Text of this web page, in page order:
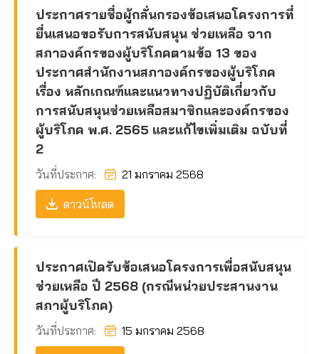
ประกาศรายชื่อผู้กลั่นกรองข้อเสนอโครงการที่
ยื่นเสนอขอรับการสนับสนุน ช่วยเหลือ จาก
สภาองค์กรของผู้บริโภคตามข้อ 13 ของ
ประกาศสำนักงานสภาองค์กรของผู้บริโภค
เรื่อง หลักเกณฑ์และแนวทางปฏิบัติเกี่ยวกับ
การสนับสนุนช่วยเหลือสมาชิกและองค์กรของ
ผู้บริโภค พ.ศ. 2565 และแก้ไขเพิ่มเติม ฉบับที่
2
วันที่ประกาศ: 21 มกราคม 2568
ดาวน์โหลด
ประกาศเปิดรับข้อเสนอโครงการเพื่อสนับสนุน
ช่วยเหลือ ปี 2568 (กรณีหน่วยประสานงาน
สภาผู้บริโภค)
วันที่ประกาศ: 15 มกราคม 2568